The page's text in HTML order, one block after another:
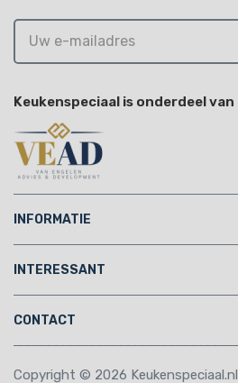
Keukenspeciaal is onderdeel van
INFORMATIE
INTERESSANT
CONTACT
Copyright © 2026 Keukenspeciaal.nl